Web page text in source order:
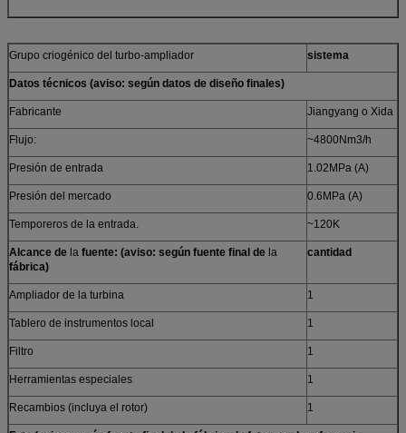
Grupo criogénico del turbo-ampliador sistema
Datos técnicos (aviso: según datos de diseño finales)
Fabricante Jiangyang o Xida
Flujo: ~4800Nm3/h
Presión de entrada 1.02MPa (A)
Presión del mercado 0.6MPa (A)
Temporeros de la entrada. ~120K
Alcance de la fuente: (aviso: según fuente final de la
fábrica)
cantidad
Ampliador de la turbina 1
Tablero de instrumentos local 1
Filtro 1
Herramientas especiales 1
Recambios (incluya el rotor) 1